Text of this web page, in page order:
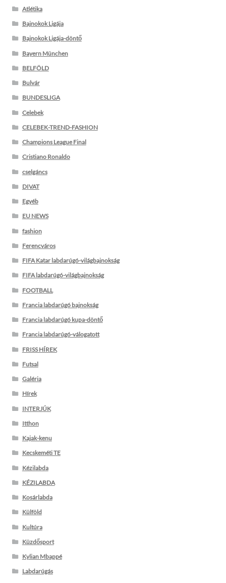
Atlétika
Bajnokok Ligája
Bajnokok Ligája-döntő
Bayern München
BELFÖLD
Bulvár
BUNDESLIGA
Celebek
CELEBEK-TREND-FASHION
Champions League Final
Cristiano Ronaldo
cselgáncs
DIVAT
Egyéb
EU NEWS
fashion
Ferencváros
FIFA Katar labdarúgó-világbajnokság
FIFA labdarúgó-világbajnokság
FOOTBALL
Francia labdarúgó bajnokság
Francia labdarúgó kupa-döntő
Francia labdarúgó-válogatott
FRISS HÍREK
Futsal
Galéria
Hírek
INTERJÚK
Itthon
Kajak-kenu
Kecskeméti TE
Kézilabda
KÉZILABDA
Kosárlabda
Külföld
Kultúra
Küzdősport
Kylian Mbappé
Labdarúgás